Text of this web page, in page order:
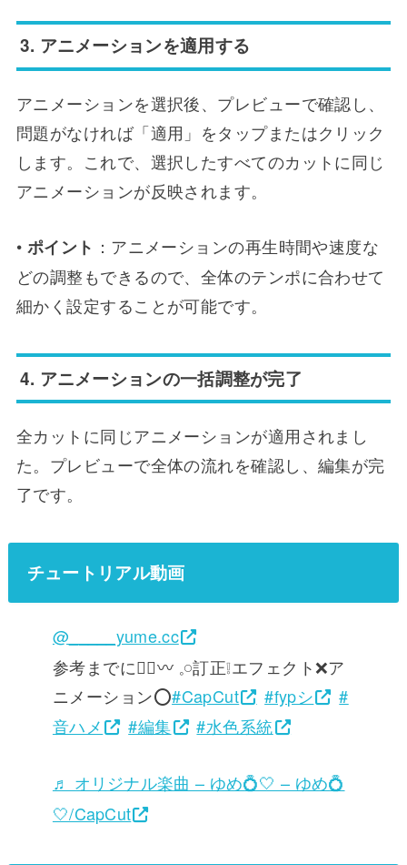
3. アニメーションを適用する
アニメーションを選択後、プレビューで確認し、
問題がなければ「適用」をタップまたはクリック
します。これで、選択したすべてのカットに同じ
アニメーションが反映されます。
• ポイント ：アニメーションの再生時間や速度な
どの調整もできるので、全体のテンポに合わせて
細かく設定することが可能です。
4. アニメーションの一括調整が完了
全カットに同じアニメーションが適用されまし
た。プレビューで全体の流れを確認し、編集が完
了です。
チュートリアル動画
@_____yume.cc
参考までに👍🏻〰︎ 𓈒𓏸訂正❕エフェクト❌ア
ニメーション⭕️#CapCut #fypシ
#
音ハメ
#編集 #水色系統
♬ オリジナル楽曲 – ゆめ💍🤍 – ゆめ💍
🤍/CapCut